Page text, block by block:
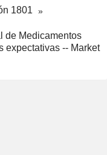
1801
de Medicamentos
expectativas -- Market